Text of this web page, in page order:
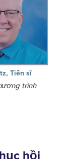
Tiến sĩ
trình
hồi